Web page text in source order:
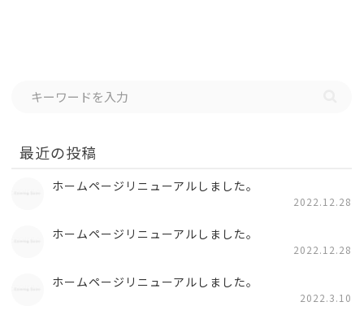
最近の投稿
ホームページリニューアルしました。
2022.12.28
ホームページリニューアルしました。
2022.12.28
ホームページリニューアルしました。
2022.3.10